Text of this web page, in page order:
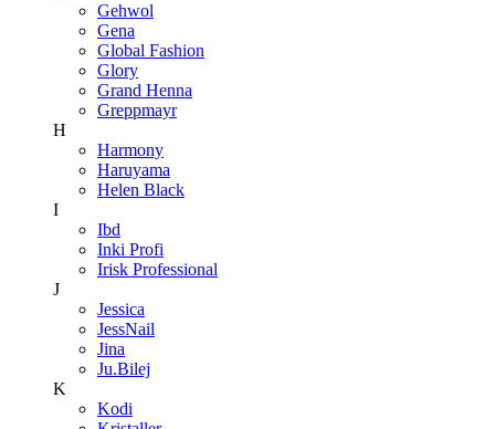
Gehwol
Gena
Global Fashion
Glory
Grand Henna
Greppmayr
H
Harmony
Haruyama
Helen Black
I
Ibd
Inki Profi
Irisk Professional
J
Jessica
JessNail
Jina
Ju.Bilej
K
Kodi